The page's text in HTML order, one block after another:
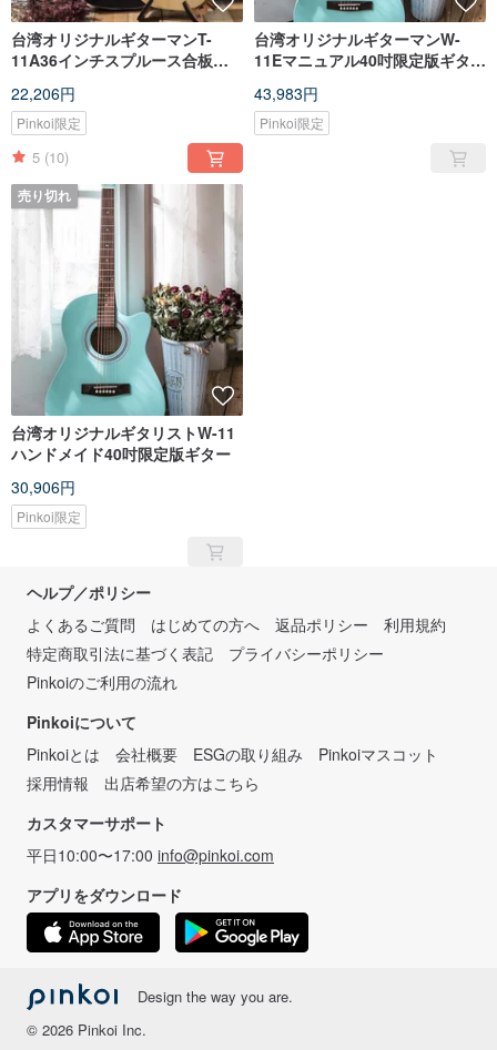
台湾オリジナルギターマンT-
11A36インチスプルース合板手
22,206円
Pinkoi限定
5 (10)
台湾オリジナルギターマンW-
11Eマニュアル40吋限定版ギター
43,983円
Pinkoi限定
売り切れ
台湾オリジナルギタリストW-11
ハンドメイド40吋限定版ギター
30,906円
Pinkoi限定
ヘルプ／ポリシー
よくあるご質問
はじめての方へ 返品ポリシー
利用規約
特定商取引法に基づく表記
プライバシーポリシー
Pinkoiのご利用の流れ
Pinkoiについて
Pinkoiとは
会社概要 ESGの取り組み
Pinkoiマスコット
採用情報
出店希望の方はこちら
カスタマーサポート
平日10:00〜17:00 info@pinkoi.com
アプリをダウンロード
Design the way you are.
© 2026 Pinkoi Inc.